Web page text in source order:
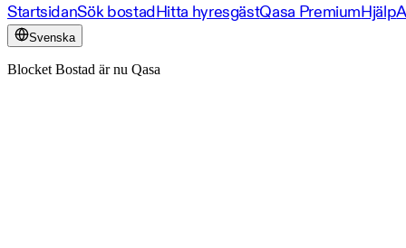
StartsidanSök bostadHitta hyresgästQasa PremiumHjälp
Svenska
Blocket Bostad är nu Qasa